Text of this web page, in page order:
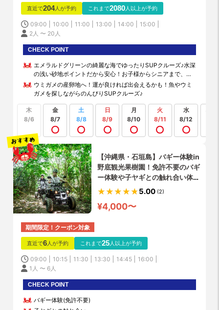
直近で204人が予約 これまで2080人以上が予約
09:00 10:00 11:00 13:00 14:00
15:00
2人 〜 20人
CHECK POINT
エメラルドグリーンの綺麗な海でゆったりSUPクルーズ♪水深
の浅い砂地ポイントだから安心！お子様からシニアまで、初
心者でも気軽に楽しめます！
ウミガメの産卵地へ！運が良ければ出会えるかも！魚やウミ
ガメを探しながらのんびりSUPクルーズ♪
木
8/6
金
8/7
土
8/8
日
8/9
月
8/10
火
8/11
水
8/12
【沖縄県・石垣島】バギー体験in
野底観光果樹園！免許不要のバギ
ー体験や子ヤギとの触れ合い体
験！
5.00 (2)
¥4,000〜
期間限定！クーポン対象
直近で6人が予約 これまで25人以上が予約
09:00 10:15 11:30 13:30 14:45
16:00
1人 〜 6人
CHECK POINT
バギー体験(免許不要)